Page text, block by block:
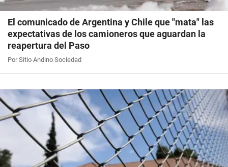
El comunicado de Argentina y Chile que "mata" las
expectativas de los camioneros que aguardan la
reapertura del Paso
Por Sitio Andino Sociedad